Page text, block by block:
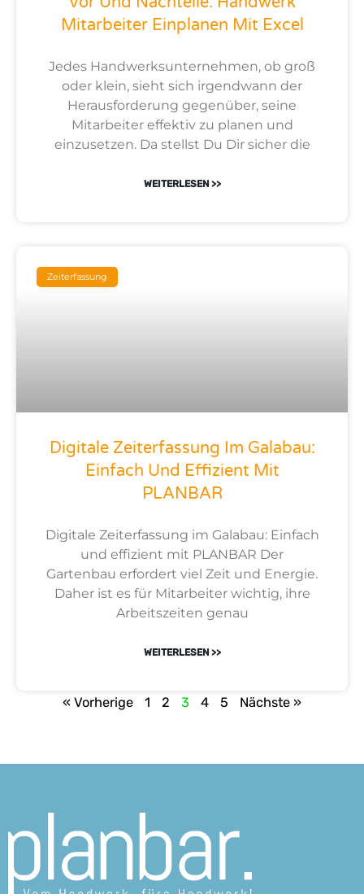
Mitarbeiter Einplanen Mit Excel
Jedes Handwerksunternehmen, ob groß
oder klein, sieht sich irgendwann der
Herausforderung gegenüber, seine
Mitarbeiter effektiv zu planen und
einzusetzen. Da stellst Du Dir sicher die
WEITERLESEN >>
Zeiterfassung
Digitale Zeiterfassung Im Galabau:
Einfach Und Effizient Mit
PLANBAR
Digitale Zeiterfassung im Galabau: Einfach
und effizient mit PLANBAR Der
Gartenbau erfordert viel Zeit und Energie.
Daher ist es für Mitarbeiter wichtig, ihre
Arbeitszeiten genau
WEITERLESEN >>
« Vorherige 1 2 3 4 5 Nächste »